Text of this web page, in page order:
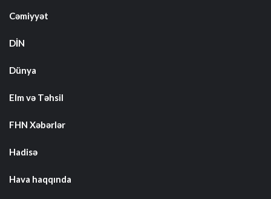
Cəmiyyət
DİN
Dünya
Elm və Təhsil
FHN Xəbərlər
Hadisə
Hava haqqında